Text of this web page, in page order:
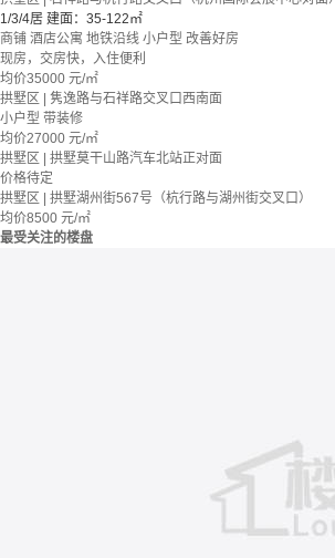
1/3/4居 建面：35-122㎡
商铺 酒店公寓 地铁沿线 小户型 改善好房
现房，交房快，入住便利
均价35000 元/㎡
拱墅区 | 隽逸路与石祥路交叉口西南面
小户型 带装修
均价27000 元/㎡
拱墅区 | 拱墅莫干山路汽车北站正对面
价格待定
拱墅区 | 拱墅湖州街567号（杭行路与湖州街交叉口）
均价8500 元/㎡
最受关注的楼盘